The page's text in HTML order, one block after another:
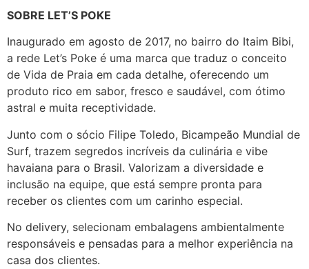
SOBRE LET’S POKE
Inaugurado em agosto de 2017, no bairro do Itaim Bibi,
a rede Let’s Poke é uma marca que traduz o conceito
de Vida de Praia em cada detalhe, oferecendo um
produto rico em sabor, fresco e saudável, com ótimo
astral e muita receptividade.
Junto com o sócio Filipe Toledo, Bicampeão Mundial de
Surf, trazem segredos incríveis da culinária e vibe
havaiana para o Brasil. Valorizam a diversidade e
inclusão na equipe, que está sempre pronta para
receber os clientes com um carinho especial.
No delivery, selecionam embalagens ambientalmente
responsáveis e pensadas para a melhor experiência na
casa dos clientes.